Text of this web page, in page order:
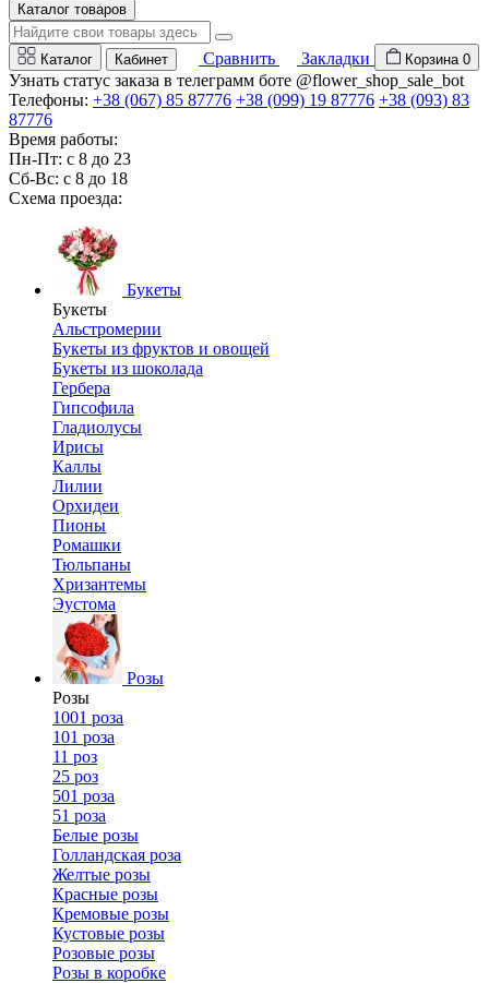
Каталог товаров
Каталог Кабинет Сравнить Закладки Корзина 0
Узнать статус заказа в телеграмм боте @flower_shop_sale_bot
Телефоны: +38 (067) 85 87776 +38 (099) 19 87776 +38 (093) 83
87776
Время работы:
Пн-Пт: с 8 до 23
Сб-Вс: с 8 до 18
Схема проезда:
Букеты
Букеты
Альстромерии
Букеты из фруктов и овощей
Букеты из шоколада
Гербера
Гипсофила
Гладиолусы
Ирисы
Каллы
Лилии
Орхидеи
Пионы
Ромашки
Тюльпаны
Хризантемы
Эустома
Розы
Розы
1001 роза
101 роза
11 роз
25 роз
501 роза
51 роза
Белые розы
Голландская роза
Желтые розы
Красные розы
Кремовые розы
Кустовые розы
Розовые розы
Розы в коробке